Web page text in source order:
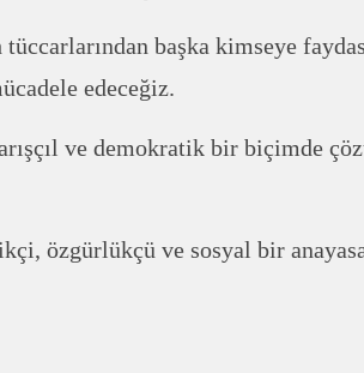
başka kimseye
edeceğiz.
ve demokratik bir biçimde
özgürlükçü ve sosyal bir